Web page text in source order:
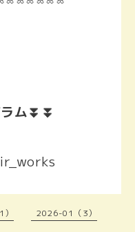
ム⏬⏬
2026-01（3）